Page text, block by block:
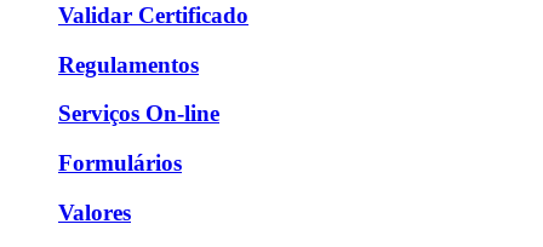
Validar Certificado
Regulamentos
Serviços On-line
Formulários
Valores